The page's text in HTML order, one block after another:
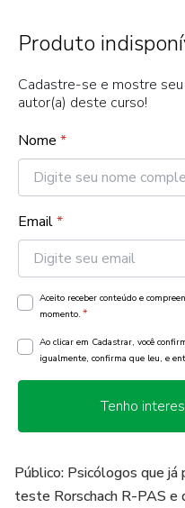
Produto
Cadastre-se e mostre
autor(a) deste curso!
Nome *
Email*
Aceito receber conteúdo e
momento. *
Ao clicar em Cadastrar, você
igualmente, confirma que leu, e
Tenho
Público: Psicólogos que
teste Rorschach R-PAS e